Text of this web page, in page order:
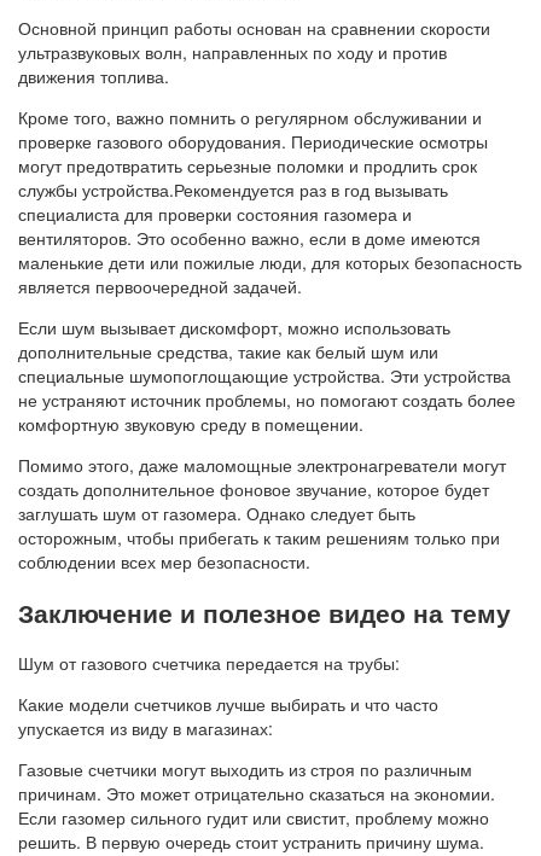
Основной принцип работы основан на сравнении скорости
ультразвуковых волн, направленных по ходу и против
движения топлива.
Кроме того, важно помнить о регулярном обслуживании и
проверке газового оборудования. Периодические осмотры
могут предотвратить серьезные поломки и продлить срок
службы устройства.Рекомендуется раз в год вызывать
специалиста для проверки состояния газомера и
вентиляторов. Это особенно важно, если в доме имеются
маленькие дети или пожилые люди, для которых безопасность
является первоочередной задачей.
Если шум вызывает дискомфорт, можно использовать
дополнительные средства, такие как белый шум или
специальные шумопоглощающие устройства. Эти устройства
не устраняют источник проблемы, но помогают создать более
комфортную звуковую среду в помещении.
Помимо этого, даже маломощные электронагреватели могут
создать дополнительное фоновое звучание, которое будет
заглушать шум от газомера. Однако следует быть
осторожным, чтобы прибегать к таким решениям только при
соблюдении всех мер безопасности.
Заключение и полезное видео на тему
Шум от газового счетчика передается на трубы:
Какие модели счетчиков лучше выбирать и что часто
упускается из виду в магазинах:
Газовые счетчики могут выходить из строя по различным
причинам. Это может отрицательно сказаться на экономии.
Если газомер сильного гудит или свистит, проблему можно
решить. В первую очередь стоит устранить причину шума.